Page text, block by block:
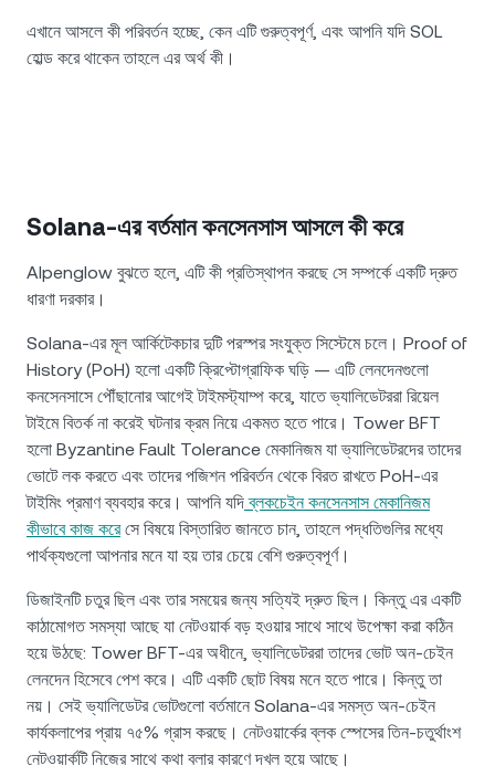
এখানে আসলে কী পরিবর্তন হচ্ছে, কেন এটি গুরুত্বপূর্ণ, এবং আপনি যদি SOL
হোল্ড করে থাকেন তাহলে এর অর্থ কী।
Solana-এর বর্তমান কনসেনসাস আসলে কী করে
Alpenglow বুঝতে হলে, এটি কী প্রতিস্থাপন করছে সে সম্পর্কে একটি দ্রুত
ধারণা দরকার।
Solana-এর মূল আর্কিটেকচার দুটি পরস্পর সংযুক্ত সিস্টেমে চলে। Proof of
History (PoH) হলো একটি ক্রিপ্টোগ্রাফিক ঘড়ি — এটি লেনদেনগুলো
কনসেনসাসে পৌঁছানোর আগেই টাইমস্ট্যাম্প করে, যাতে ভ্যালিডেটররা রিয়েল
টাইমে বিতর্ক না করেই ঘটনার ক্রম নিয়ে একমত হতে পারে। Tower BFT
হলো Byzantine Fault Tolerance মেকানিজম যা ভ্যালিডেটরদের তাদের
ভোটে লক করতে এবং তাদের পজিশন পরিবর্তন থেকে বিরত রাখতে PoH-এর
টাইমিং প্রমাণ ব্যবহার করে। আপনি যদিব্লকচেইন কনসেনসাস মেকানিজম
কীভাবে কাজ করেসে বিষয়ে বিস্তারিত জানতে চান, তাহলে পদ্ধতিগুলির মধ্যে
পার্থক্যগুলো আপনার মনে যা হয় তার চেয়ে বেশি গুরুত্বপূর্ণ।
ডিজাইনটি চতুর ছিল এবং তার সময়ের জন্য সত্যিই দ্রুত ছিল। কিন্তু এর একটি
কাঠামোগত সমস্যা আছে যা নেটওয়ার্ক বড় হওয়ার সাথে সাথে উপেক্ষা করা কঠিন
হয়ে উঠছে: Tower BFT-এর অধীনে, ভ্যালিডেটররা তাদের ভোট অন-চেইন
লেনদেন হিসেবে পেশ করে। এটি একটি ছোট বিষয় মনে হতে পারে। কিন্তু তা
নয়। সেই ভ্যালিডেটর ভোটগুলো বর্তমানে Solana-এর সমস্ত অন-চেইন
কার্যকলাপের প্রায় ৭৫% গ্রাস করছে। নেটওয়ার্কের ব্লক স্পেসের তিন-চতুর্থাংশ
নেটওয়ার্কটি নিজের সাথে কথা বলার কারণে দখল হয়ে আছে।